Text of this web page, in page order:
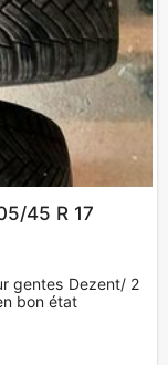
45 R 17
gentes Dezent/ 2
bon état